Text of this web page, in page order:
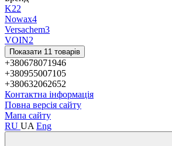
K22
Nowax4
Versachem3
VOIN2
Показати 11 товарів
+380678071946
+380955007105
+380632062652
Контактна інформація
Повна версія сайту
Мапа сайту
RU UA Eng